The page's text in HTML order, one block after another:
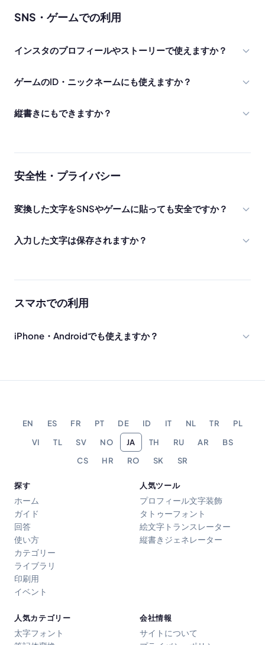
SNS・ゲームでの利用
インスタのプロフィールやストーリーで使えますか？
ゲームのID・ニックネームにも使えますか？
縦書きにもできますか？
安全性・プライバシー
変換した文字をSNSやゲームに貼っても安全ですか？
入力した文字は保存されますか？
スマホでの利用
iPhone・Androidでも使えますか？
EN ES FR PT DE ID IT NL TR
PL
VI
TL SV NO JA TH RU AR
BS
CS
HR RO SK SR
探す
ホーム
ガイド
回答
使い方
カテゴリー
ライブラリ
印刷用
イベント
人気ツール
プロフィール文字装飾
タトゥーフォント
絵文字トランスレーター
縦書きジェネレーター
人気カテゴリー
太字フォント
会社情報
サイトについて